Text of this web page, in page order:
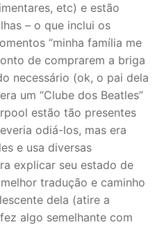
etc) e estão
– o que inclui os
“minha família me
de comprarem a briga
necessário (ok, o pai dela
um “Clube dos Beatles”
estão tão presentes
odiá-los, mas era
e usa diversas
explicar seu estado de
tradução e caminho
dela (atire a
algo semelhante com